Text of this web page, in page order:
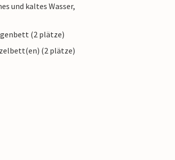
und kaltes Wasser,
(2 plätze)
(2 plätze)